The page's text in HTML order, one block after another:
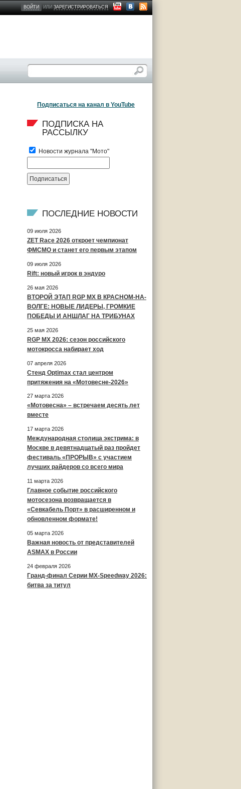
ВОЙТИ ИЛИЗАРЕГИСТРИРОВАТЬСЯ
Подписаться на канал в YouTube
ПОДПИСКА НА
РАССЫЛКУ
Новости журнала "Мото"
ПОСЛЕДНИЕ НОВОСТИ
09 июля 2026
ZET Race 2026 откроет чемпионат
ФМСМО и станет его первым этапом
09 июля 2026
Rift: новый игрок в эндуро
26 мая 2026
ВТОРОЙ ЭТАП RGP MX В КРАСНОМ-НА-
ВОЛГЕ: НОВЫЕ ЛИДЕРЫ, ГРОМКИЕ
ПОБЕДЫ И АНШЛАГ НА ТРИБУНАХ
25 мая 2026
RGP MX 2026: сезон российского
мотокросса набирает ход
07 апреля 2026
Стенд Optimax стал центром
притяжения на «Мотовесне-2026»
27 марта 2026
«Мотовесна» – встречаем десять лет
вместе
17 марта 2026
Международная столица экстрима: в
Москве в девятнадцатый раз пройдет
фестиваль «ПРОРЫВ» с участием
лучших райдеров со всего мира
11 марта 2026
Главное событие российского
мотосезона возвращается в
«Севкабель Порт» в расширенном и
обновленном формате!
05 марта 2026
Важная новость от представителей
ASMAX в России
24 февраля 2026
Гранд-финал Серии MX-Speedway 2026:
битва за титул